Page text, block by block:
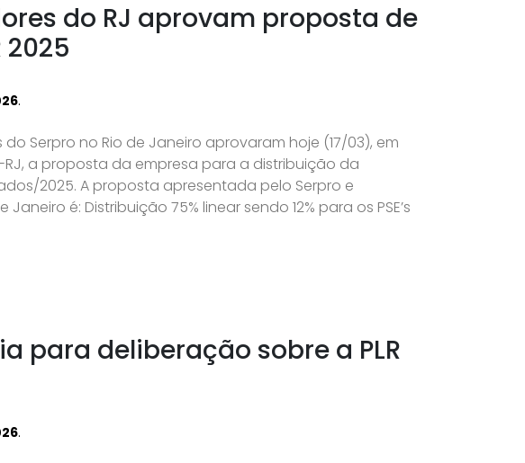
do RJ aprovam proposta de
.
Serpro no Rio de Janeiro aprovaram hoje (17/03), em
a proposta da empresa para a distribuição da
2025. A proposta apresentada pelo Serpro e
é: Distribuição 75% linear sendo 12% para os PSE’s
para deliberação sobre a PLR
.